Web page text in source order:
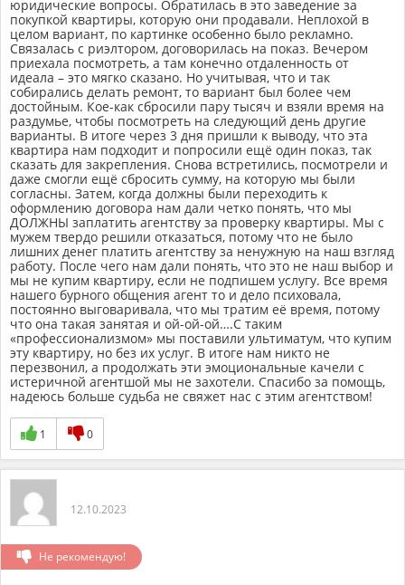
юридические вопросы. Обратилась в это заведение за
покупкой квартиры, которую они продавали. Неплохой в
целом вариант, по картинке особенно было рекламно.
Связалась с риэлтором, договорилась на показ. Вечером
приехала посмотреть, а там конечно отдаленность от
идеала – это мягко сказано. Но учитывая, что и так
собирались делать ремонт, то вариант был более чем
достойным. Кое-как сбросили пару тысяч и взяли время на
раздумье, чтобы посмотреть на следующий день другие
варианты. В итоге через 3 дня пришли к выводу, что эта
квартира нам подходит и попросили ещё один показ, так
сказать для закрепления. Снова встретились, посмотрели и
даже смогли ещё сбросить сумму, на которую мы были
согласны. Затем, когда должны были переходить к
оформлению договора нам дали четко понять, что мы
ДОЛЖНЫ заплатить агентству за проверку квартиры. Мы с
мужем твердо решили отказаться, потому что не было
лишних денег платить агентству за ненужную на наш взгляд
работу. После чего нам дали понять, что это не наш выбор и
мы не купим квартиру, если не подпишем услугу. Все время
нашего бурного общения агент то и дело психовала,
постоянно выговаривала, что мы тратим её время, потому
что она такая занятая и ой-ой-ой….С таким
«профессионализмом» мы поставили ультиматум, что купим
эту квартиру, но без их услуг. В итоге нам никто не
перезвонил, а продолжать эти эмоциональные качели с
истеричной агентшой мы не захотели. Спасибо за помощь,
надеюсь больше судьба не свяжет нас с этим агентством!
1 0
12.10.2023
Не рекомендую!